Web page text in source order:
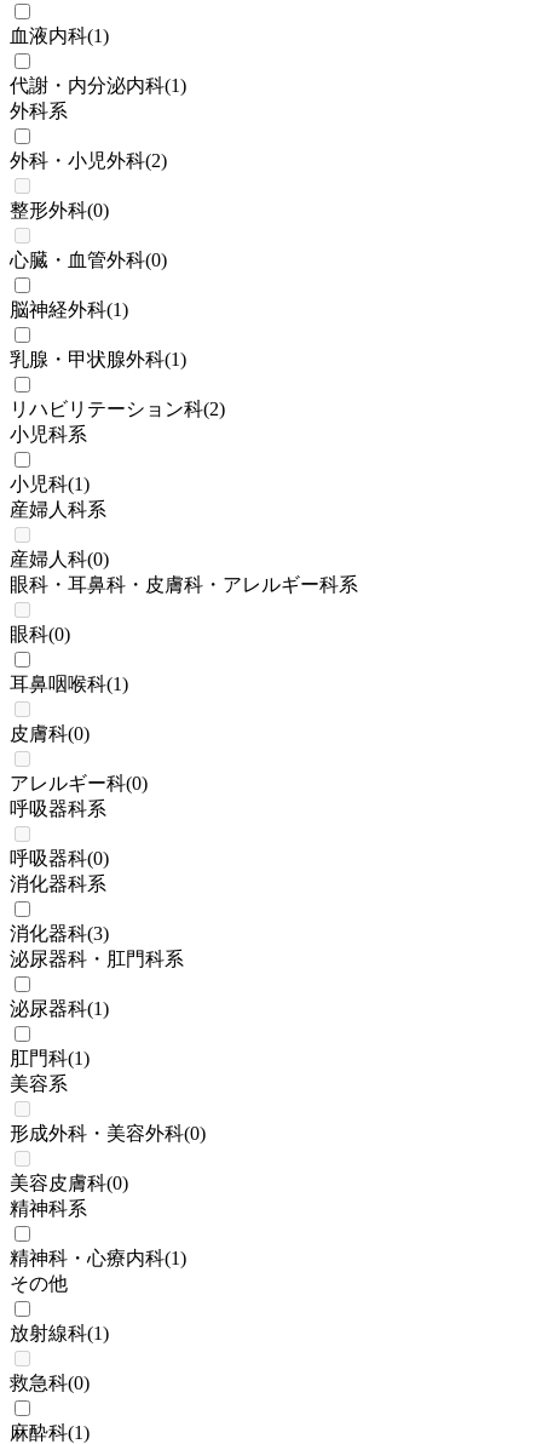
血液内科(1)
代謝・内分泌内科(1)
外科系
外科・小児外科(2)
整形外科(0)
心臓・血管外科(0)
脳神経外科(1)
乳腺・甲状腺外科(1)
リハビリテーション科(2)
小児科系
小児科(1)
産婦人科系
産婦人科(0)
眼科・耳鼻科・皮膚科・アレルギー科系
眼科(0)
耳鼻咽喉科(1)
皮膚科(0)
アレルギー科(0)
呼吸器科系
呼吸器科(0)
消化器科系
消化器科(3)
泌尿器科・肛門科系
泌尿器科(1)
肛門科(1)
美容系
形成外科・美容外科(0)
美容皮膚科(0)
精神科系
精神科・心療内科(1)
その他
放射線科(1)
救急科(0)
麻酔科(1)